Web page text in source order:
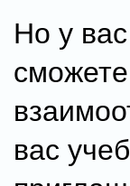
Но у
вас